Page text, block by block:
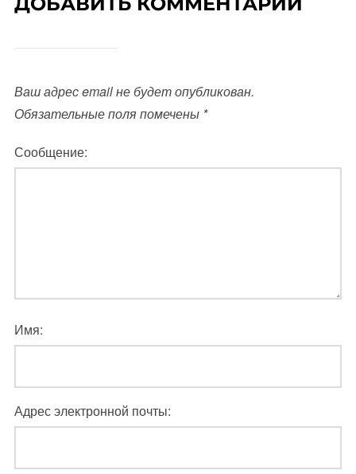
Ваш адрес email не будет опубликован.
Обязательные поля помечены *
Сообщение:
Имя:
Адрес электронной почты: